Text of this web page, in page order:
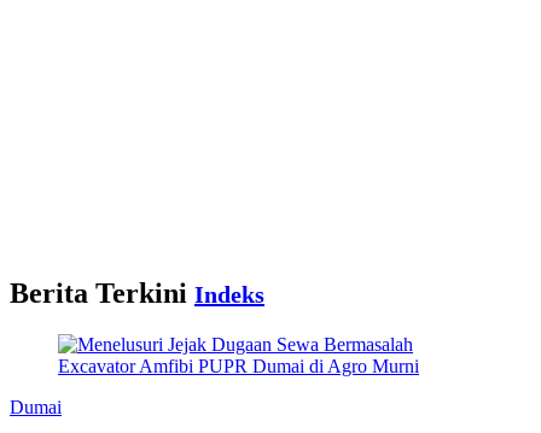
Berita Terkini Indeks
Dumai